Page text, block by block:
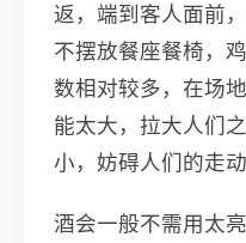
返，端到客人面前
不摆放餐座餐椅，
数相对较多，在场
能太大，拉大人们
小，妨碍人们的走
酒会一般不需用太